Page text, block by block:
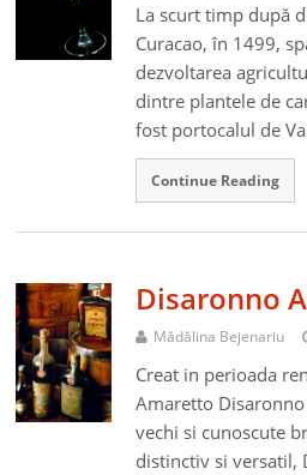
La scurt timp după
Curacao, în 1499,
dezvoltarea
dintre plantele de
fost portocalul de
Continue Reading
Disaronno
Mădălina Bejenariu
Creat in perioada
Amaretto
vechi si cunoscute
distinctiv si versatil,